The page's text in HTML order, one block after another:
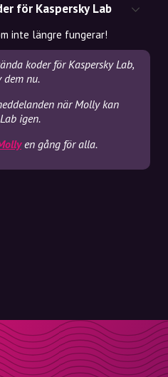
för Kaspersky Lab
inte längre fungerar!
koder för Kaspersky Lab,
dem nu.
när Molly kan
igen.
en gång för alla.